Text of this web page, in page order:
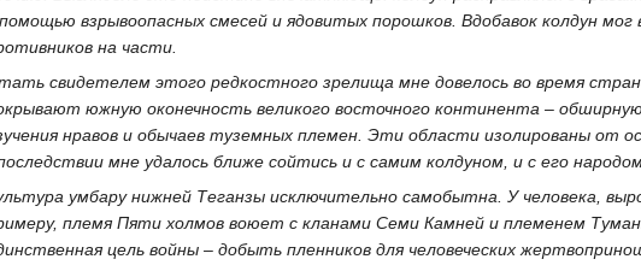
взрывоопасных смесей и ядовитых порошков. Вдобавок колдун
на части.
свидетелем этого редкостного зрелища мне довелось во время
южную оконечность великого восточного континента –
нравов и обычаев туземных племен. Эти области изолированы от
мне удалось ближе сойтись и с самим колдуном, и с его
умбару нижней Теганзы исключительно самобытна. У человека,
племя Пяти холмов воюет с кланами Семи Камней и племенем
цель войны – добыть пленников для человеческих